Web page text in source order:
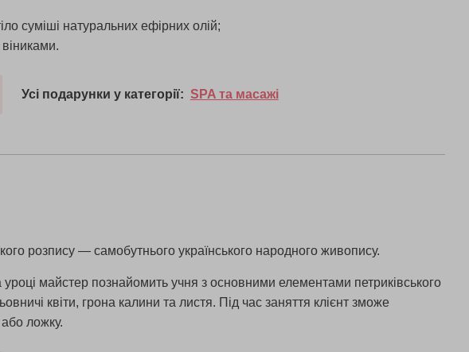
суміші натуральних ефірних олій;
Усі подарунки у категорії: SPA та масажі
розпису — самобутнього українського народного живопису.
майстер познайомить учня з основними елементами петриківського
квіти, грона калини та листя. Під час заняття клієнт зможе
ложку.